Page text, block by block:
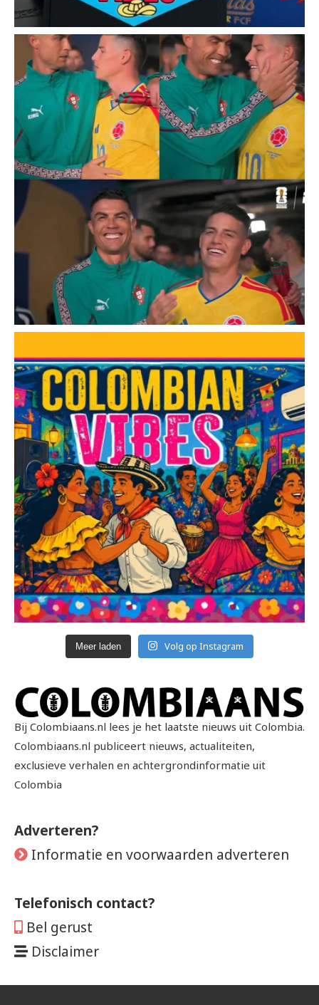
Meer laden Volg op Instagram
Bij Colombiaans.nl lees je het laatste nieuws uit Colombia.
Colombiaans.nl publiceert nieuws, actualiteiten,
exclusieve verhalen en achtergrondinformatie uit
Colombia
Adverteren?
Informatie en voorwaarden adverteren
Telefonisch contact?
Bel gerust
Disclaimer